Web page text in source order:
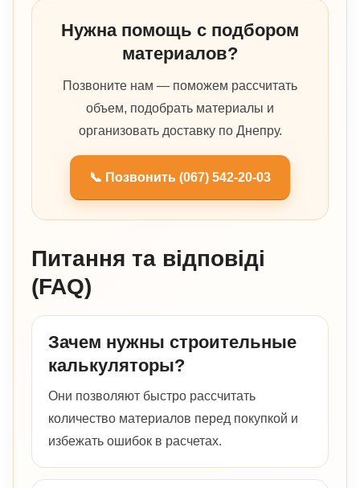
Нужна помощь с подбором
материалов?
Позвоните нам — поможем рассчитать
объем, подобрать материалы и
организовать доставку по Днепру.
📞 Позвонить (067) 542-20-03
Питання та відповіді
(FAQ)
Зачем нужны строительные
калькуляторы?
Они позволяют быстро рассчитать
количество материалов перед покупкой и
избежать ошибок в расчетах.